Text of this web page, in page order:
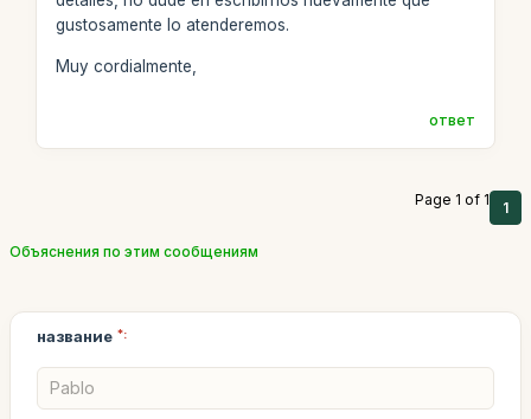
gustosamente lo atenderemos.
Muy cordialmente,
ответ
Page 1 of 1 1
Объяснения по этим сообщениям
название *: